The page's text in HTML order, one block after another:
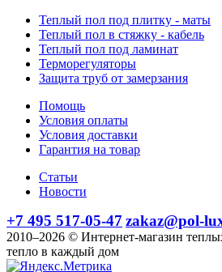
Теплый пол под плитку - маты
Теплый пол в стяжку - кабель
Теплый пол под ламинат
Терморегуляторы
Защита труб от замерзания
Помощь
Условия оплаты
Условия доставки
Гарантия на товар
Статьи
Новости
+7 495 517-05-47 zakaz@pol-
2010–2026 © Интернет-магазин
тепло в каждый дом